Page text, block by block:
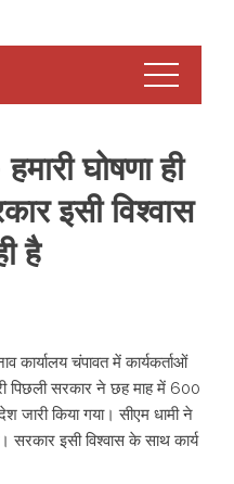
घोषणा ही
इसी विश्वास
है
कार्यालय चंपावत में कार्यकर्ताओं
पिछली सरकार ने छह माह में 600
किया गया। सीएम धामी ने
सरकार इसी विश्वास के साथ कार्य